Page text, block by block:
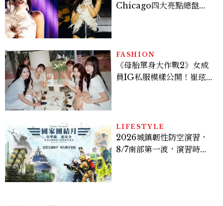
Chicago四大亮點總盤
FASHION
《母胎單身大作戰2》女成
員IG私服模樣公開！崔玹諝
LIFESTYLE
2026城鎮韌性防空演習，
8/7南部第一波，演習時